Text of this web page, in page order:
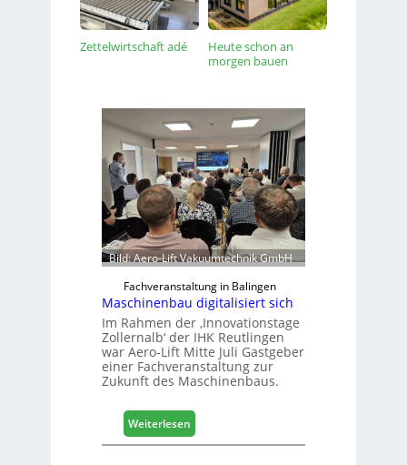
Zettelwirtschaft adé
Heute schon an
morgen bauen
Bild: Aero-Lift Vakuumtechnik GmbH
Fachveranstaltung in Balingen
Maschinenbau digitalisiert sich
Im Rahmen der ‚Innovationstage
Zollernalb‘ der IHK Reutlingen
war Aero-Lift Mitte Juli Gastgeber
einer Fachveranstaltung zur
Zukunft des Maschinenbaus.
Weiterlesen:
M